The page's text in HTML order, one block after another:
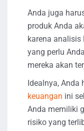
Anda juga
produk Anda
karena analisis
yang perlu
mereka akan
Idealnya,
keuangan ini
Anda memiliki
risiko yang